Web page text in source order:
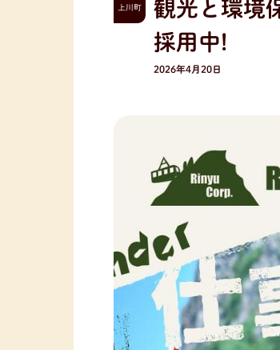
上川町
観光と環境
採用中!
2026年4月20日